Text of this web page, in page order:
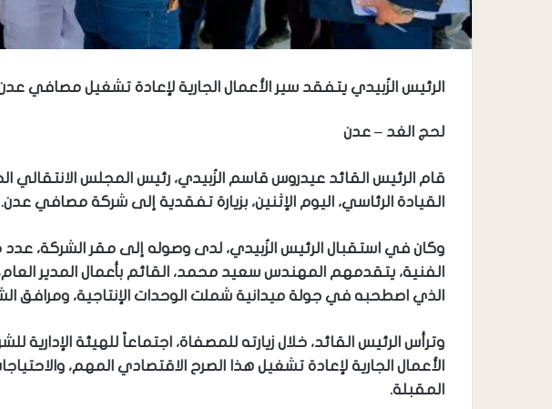
الرئيس الزُبيدي يتفقد سير الأعمال الجارية لإعادة تشغيل مصافي
لحج الغد – عدن
قام الرئيس القائد عيدروس قاسم الزُبيدي، رئيس المجلس الانتقالي
القيادة الرئاسي، اليوم الإثنين، بزيارة تفقدية إلى شركة مصافي عدن.
وكان في استقبال الرئيس الزُبيدي، لدى وصوله إلى مقر الشركة، عدد من
الفنية، يتقدمهم المهندس سعيد محمد، القائم بأعمال المدير
الذي اصطحبه في جولة ميدانية شملت الوحدات الإنتاجية، ومرافق
وترأس الرئيس القائد، خلال زيارته للمصفاة، اجتماعاً للهيئة الإدارية
الأعمال الجارية لإعادة تشغيل هذا الصرح الاقتصادي المهم،
المقبلة.